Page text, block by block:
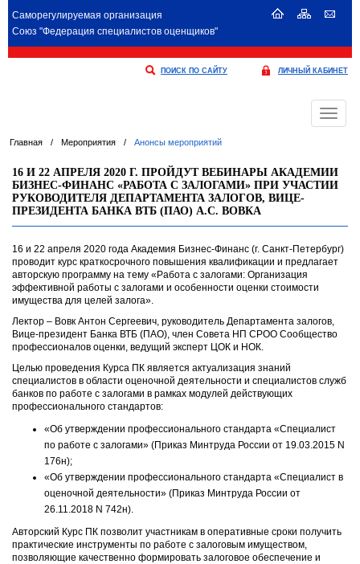
Саморегулируемая организация
Союз "Федерация специалистов оценщиков"
ПОИСК ПО САЙТУ ЛИЧНЫЙ КАБИНЕТ
Меню
Главная / Мероприятия / Анонсы мероприятий
16 И 22 АПРЕЛЯ 2020 Г. ПРОЙДУТ ВЕБИНАРЫ АКАДЕМИИ
БИЗНЕС-ФИНАНС «РАБОТА С ЗАЛОГАМИ» ПРИ УЧАСТИИ
РУКОВОДИТЕЛЯ ДЕПАРТАМЕНТА ЗАЛОГОВ, ВИЦЕ-
ПРЕЗИДЕНТА БАНКА ВТБ (ПАО) А.С. ВОВКА
16 и 22 апреля 2020 года Академия Бизнес-Финанс (г. Санкт-Петербург)
проводит курс краткосрочного повышения квалификации и предлагает
авторскую программу на тему «Работа с залогами: Организация
эффективной работы с залогами и особенности оценки стоимости
имущества для целей залога».
Лектор – Вовк Антон Сергеевич, руководитель Департамента залогов,
Вице-президент Банка ВТБ (ПАО), член Совета НП СРОО Сообщество
профессионалов оценки, ведущий эксперт ЦОК и НОК.
Целью проведения Курса ПК является актуализация знаний
специалистов в области оценочной деятельности и специалистов служб
банков по работе с залогами в рамках модулей действующих
профессионального стандартов:
«Об утверждении профессионального стандарта «Специалист
по работе с залогами» (Приказ Минтруда России от 19.03.2015 N
176н);
«Об утверждении профессионального стандарта «Специалист в
оценочной деятельности» (Приказ Минтруда России от
26.11.2018 N 742н).
Авторский Курс ПК позволит участникам в оперативные сроки получить
практические инструменты по работе с залоговым имуществом,
позволяющие качественно формировать залоговое обеспечение и